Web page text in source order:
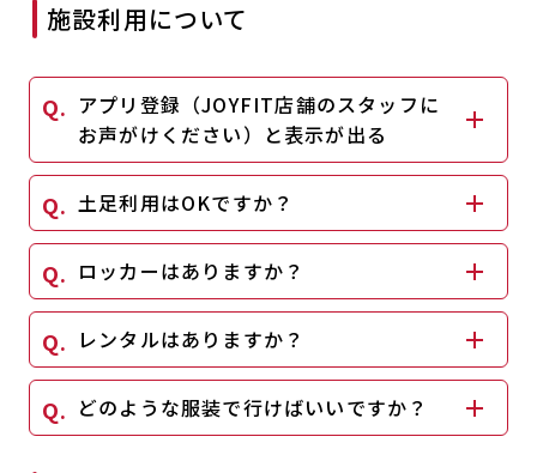
施設利用について
アプリ登録（JOYFIT店舗のスタッフに
お声がけください）と表示が出る
土足利用はOKですか？
ロッカーはありますか？
レンタルはありますか？
どのような服装で行けばいいですか？